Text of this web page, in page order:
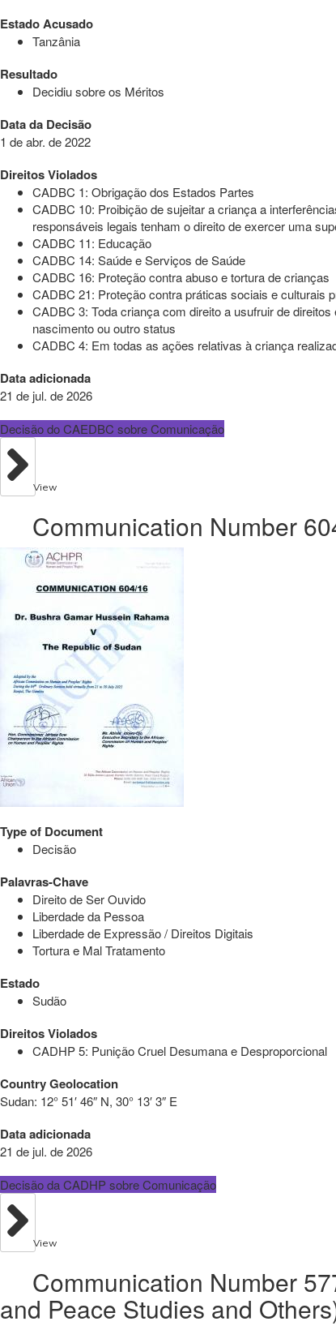
Estado Acusado
Tanzânia
Resultado
Decidiu sobre os Méritos
Data da Decisão
1 de abr. de 2022
Direitos Violados
CADBC 1: Obrigação dos Estados Partes
CADBC 10: Proibição de sujeitar a criança a
responsáveis legais tenham o direito de exercer uma
CADBC 11: Educação
CADBC 14: Saúde e Serviços de Saúde
CADBC 16: Proteção contra abuso e tortura de crianças
CADBC 21: Proteção contra práticas sociais e culturais
CADBC 3: Toda criança com direito a usufruir de
nascimento ou outro status
CADBC 4: Em todas as ações relativas à criança
Data adicionada
21 de jul. de 2026
Decisão do CAEDBC sobre Comunicação
View
Communication Number
Type of Document
Decisão
Palavras-Chave
Direito de Ser Ouvido
Liberdade da Pessoa
Liberdade de Expressão / Direitos Digitais
Tortura e Mal Tratamento
Estado
Sudão
Direitos Violados
CADHP 5: Punição Cruel Desumana e Desproporcional
Country Geolocation
Sudan: 12° 51′ 46″ N, 30° 13′ 3″ E
Data adicionada
21 de jul. de 2026
Decisão da CADHP sobre Comunicação
View
Communication Number
and Peace Studies and